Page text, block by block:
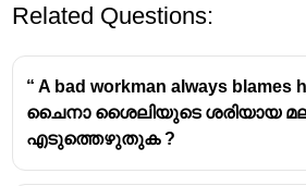
ശൈലി
Related Questions:
“ A bad workman always
ചൈനാ ശൈലിയുടെ ശരിയായ
എടുത്തെഴുതുക ?